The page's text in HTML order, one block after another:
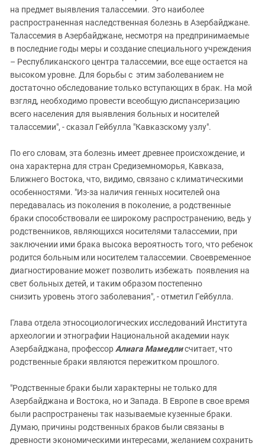
на предмет выявления талассемии. Это наиболее
распространенная наследственная болезнь в Азербайджане.
Талассемия в Азербайджане, несмотря на предпринимаемые
в последние годы меры и создание специального учреждения
– Республиканского центра талассемии, все еще остается на
высоком уровне. Для борьбы с этим заболеванием не
достаточно обследование только вступающих в брак. На мой
взгляд, необходимо провести всеобщую диспансеризацию
всего населения для выявления больных и носителей
талассемии", - сказал Гейбулла "Кавказскому узлу".
По его словам, эта болезнь имеет древнее происхождение, и
она характерна для стран Средиземноморья, Кавказа,
Ближнего Востока, что, видимо, связано с климатическими
особенностями. "Из-за наличия генных носителей она
передавалась из поколения в поколение, а родственные
браки способствовали ее широкому распространению, ведь у
родственников, являющихся носителями талассемии, при
заключении ими брака высока вероятность того, что ребенок
родится больным или носителем талассемии. Своевременное
диагностирование может позволить избежать появления на
свет больных детей, и таким образом постепенно
снизить уровень этого заболевания", - отметил Гейбулла.
Глава отдела этносоциологических исследований Института
археологии и этнографии Национальной академии наук
Азербайджана, профессорАлиага Мамедлисчитает, что
родственные браки являются пережитком прошлого.
"Родственные браки были характерны не только для
Азербайджана и Востока, но и Запада. В Европе в свое время
были распространены так называемые кузенные браки.
Думаю, причины родственных браков были связаны в
древности экономическими интересами, желанием сохранить